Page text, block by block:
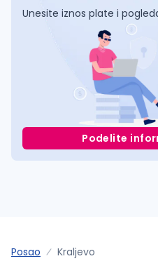
Unesite iznos plate i
Podelite
Posao Kraljevo